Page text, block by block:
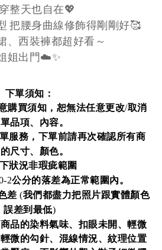
整天也自在💖
把腰身曲線修飾得剛剛好🥰
、西裝褲都超好看～
姐出門☁️✨
下單須知：
購買須知，恕無法任意更改/取消
品項、內容。
服務，下單前請再次確認所有商
尺寸、顏色。
狀況非瑕疵範圍
2公分的落差為正常範圍內。
差 (我們都盡力把照片跟實體顏色
誤差到最低)
品的染料氣味、扣眼未開、輕微
微的勾針、混線情況、紋理位置